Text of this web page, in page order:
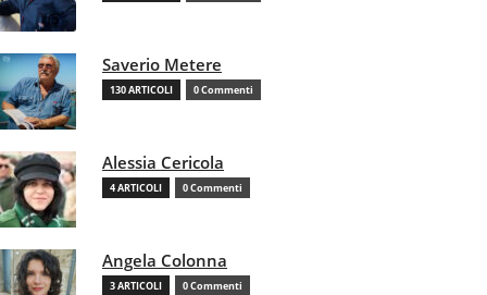
Saverio Metere
130 ARTICOLI 0 Commenti
Alessia Cericola
4 ARTICOLI 0 Commenti
Angela Colonna
3 ARTICOLI 0 Commenti